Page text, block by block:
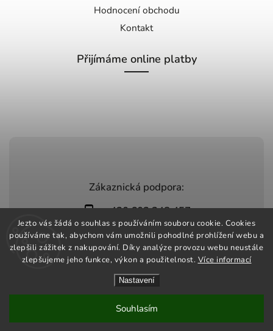
Jezto vás žádá o souhlas s používáním souboru cookie. Cookies
používáme tak, abychom vám umožnili pohodlné prohlížení webu a
zlepšili zážitek z nakupování. Díky analýze provozu webu neustále
zlepšujeme jeho funkce, výkon a použitelnost. Více informací
Nastavení
Souhlasím
Zákaznická podpora:
+420 603 248 457
info@jeztomarket.cz
Hodnocení obchodu
Kontakt
Přijímáme online platby
Shoptet | Design